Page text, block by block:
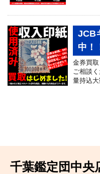
JCB
中！
金券買
ご相談
量持込大
千葉鑑定団中央